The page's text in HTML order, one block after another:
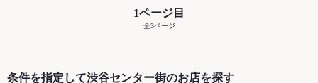
1ページ目
全3ページ
条件を指定して渋谷センター街のお店を探す